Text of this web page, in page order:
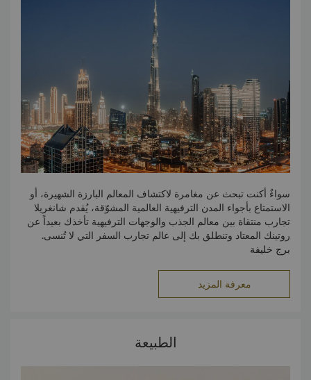
سواءٌ أكنت تبحث عن مغامرة لاكتشاف المعالم البارزة الشهيرة، أو
الاستمتاع بأجواء المدن الترفيهية العالمية المشوّقة، يُقدم شانغريلا
تجارب منتقاة بين معالم الجذب والوجهات الترفيهية تأخذك بعيداً عن
روتينك المعتاد وتنطلق بك إلى عالم تجارب السفر التي لا تُنسى.
برج خليفة
ارتفاعاً على مستوى العالم. توفّر هذه التحفة المعمارية إطلالات
مذهلة تحبس الأنفاس على المدينة بأكملها من سطح المرصد
دبي أكواريوم وحديقة الحيوانات
معرفة المزيد
الطبيعة